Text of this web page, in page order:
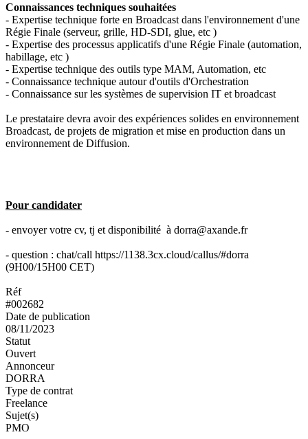
Connaissances techniques souhaitées
- Expertise technique forte en Broadcast dans l'environnement d'une
Régie Finale (serveur, grille, HD-SDI, glue, etc )
- Expertise des processus applicatifs d'une Régie Finale (automation,
habillage, etc )
- Expertise technique des outils type MAM, Automation, etc
- Connaissance technique autour d'outils d'Orchestration
- Connaissance sur les systèmes de supervision IT et broadcast
Le prestataire devra avoir des expériences solides en environnement
Broadcast, de projets de migration et mise en production dans un
environnement de Diffusion.
Pour candidater
- envoyer votre cv, tj et disponibilité à dorra@axande.fr
- question : chat/call https://1138.3cx.cloud/callus/#dorra
(9H00/15H00 CET)
Réf
#002682
Date de publication
08/11/2023
Statut
Ouvert
Annonceur
DORRA
Type de contrat
Freelance
Sujet(s)
PMO